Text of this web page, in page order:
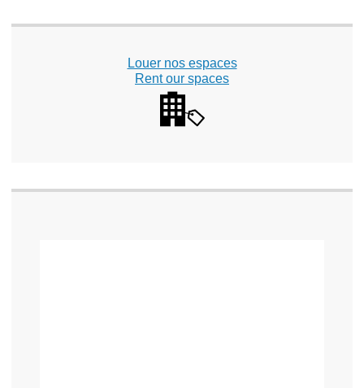
Louer nos espaces
Rent our spaces